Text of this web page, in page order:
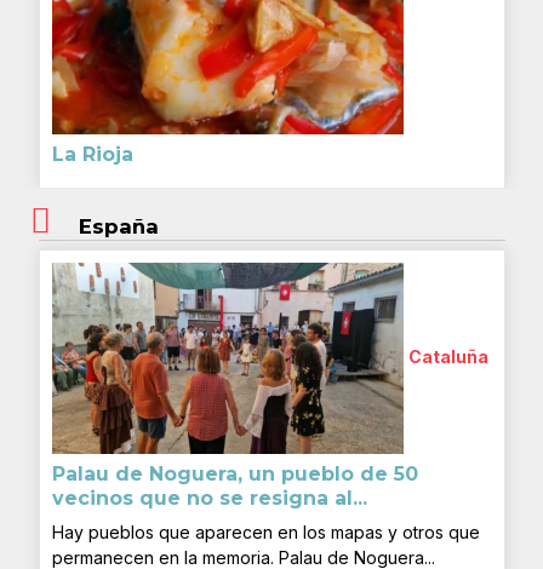
La Rioja
España
Cataluña
Palau de Noguera, un pueblo de 50
vecinos que no se resigna al...
Hay pueblos que aparecen en los mapas y otros que
permanecen en la memoria. Palau de Noguera...